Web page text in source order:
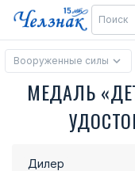
Вооруженные силы
МЕДАЛЬ
Дилер